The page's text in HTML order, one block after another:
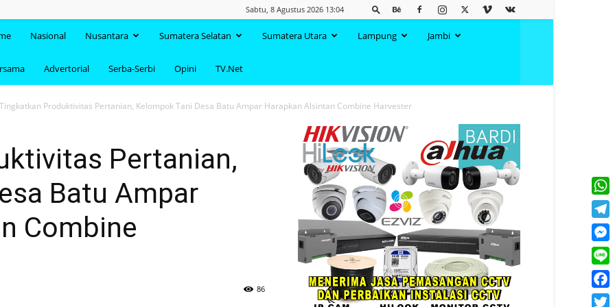
Sabtu, 8 Agustus 2026 13:04
Nasional Nusantara Sumatera Selatan Sumatera Utara Lampung Jambi
Advertorial Serba-Serbi Opini TV.Net
Tingkatkan Produktivitas Pertanian, Kelompok Tani Desa Batu Ampar Harapkan Alsintan Combine Harvester
Pertanian,
Batu Ampar
Combine
86
Line